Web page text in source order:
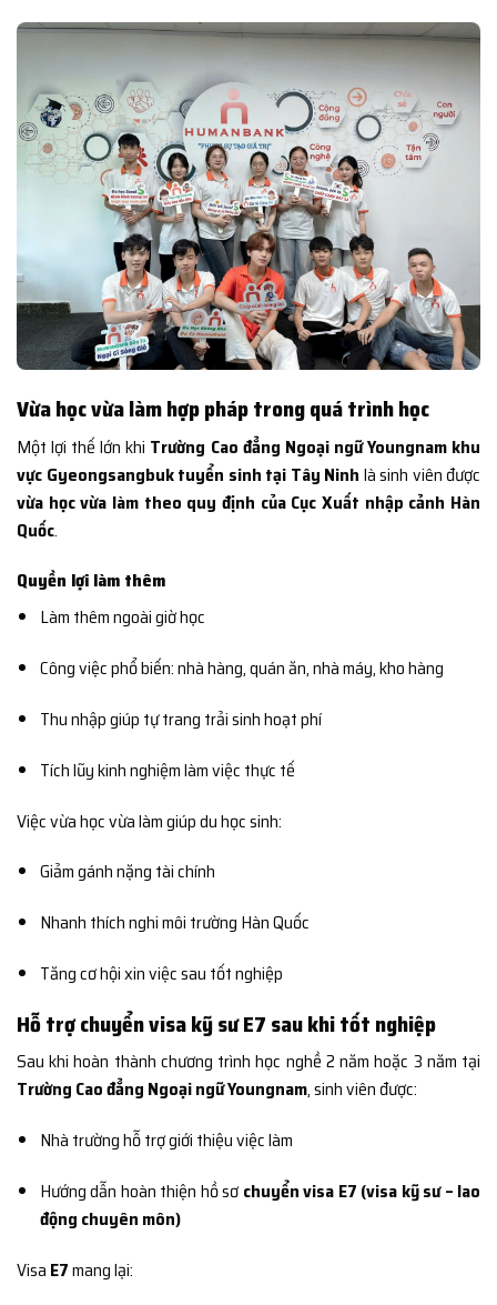
Vừa học vừa làm hợp pháp trong quá trình học
Một lợi thế lớn khi Trường Cao đẳng Ngoại ngữ Youngnam khu
vực Gyeongsangbuk tuyển sinh tại Tây Ninh là sinh viên được
vừa học vừa làm theo quy định của Cục Xuất nhập cảnh Hàn
Quốc.
Quyền lợi làm thêm
Làm thêm ngoài giờ học
Công việc phổ biến: nhà hàng, quán ăn, nhà máy, kho hàng
Thu nhập giúp tự trang trải sinh hoạt phí
Tích lũy kinh nghiệm làm việc thực tế
Việc vừa học vừa làm giúp du học sinh:
Giảm gánh nặng tài chính
Nhanh thích nghi môi trường Hàn Quốc
Tăng cơ hội xin việc sau tốt nghiệp
Hỗ trợ chuyển visa kỹ sư E7 sau khi tốt nghiệp
Sau khi hoàn thành chương trình học nghề 2 năm hoặc 3 năm tại
Trường Cao đẳng Ngoại ngữ Youngnam, sinh viên được:
Nhà trường hỗ trợ giới thiệu việc làm
Hướng dẫn hoàn thiện hồ sơchuyển visa E7 (visa kỹ sư – lao
động chuyên môn)
Visa E7mang lại: